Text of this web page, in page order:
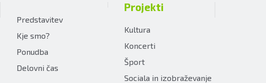
Predstavitev
Kje smo?
Ponudba
Delovni čas
Projekti
Kultura
Koncerti
Šport
Sociala in izobraževanje